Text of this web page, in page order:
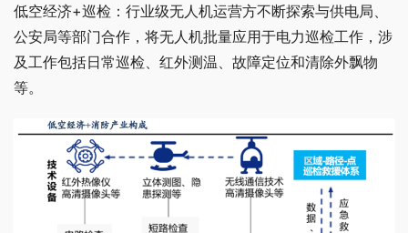
低空经济+巡检：行业级无人机运营方不断探索与供电局、
公安局等部门合作，将无人机批量应用于电力巡检工作，涉
及工作包括日常巡检、红外测温、故障定位和清除外飘物
等。